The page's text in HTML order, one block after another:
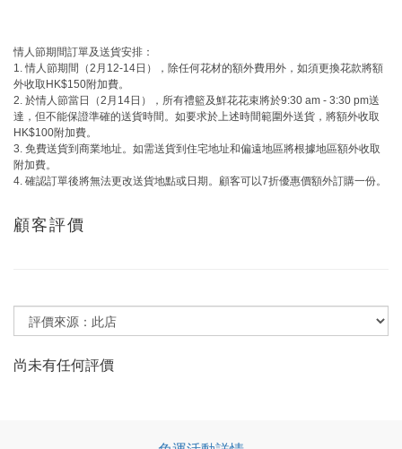
情人節期間訂單及送貨安排：
1.情人節期間（2 月 12-14日），除任何花材的額外費用外，如須更換花款將額
外收取 HK$150附加費。
2. 於情人節當日（2 月 14日），所有禮籃及鮮花花束將於9:30 am - 3:30 pm送
達，但不能保證準確的送貨時間。如要求於上述時間範圍外送貨，將額外收取
HK$100附加費。
3. 免費送貨到商業地址。如需送貨到住宅地址和偏遠地區將根據地區額外收取
附加費。
4. 確認訂單後將無法更改送貨地點或日期。顧客可以7折優惠價額外訂購一份。
顧客評價
尚未有任何評價